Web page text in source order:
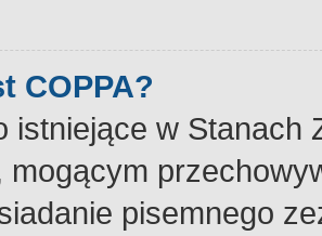
COPPA?
istniejące w Stanach
mogącym
pisemnego